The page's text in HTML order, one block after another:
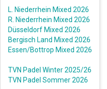
L. Niederrhein Mixed 2026
R. Niederrhein Mixed 2026
Düsseldorf Mixed 2026
Bergisch Land Mixed 2026
Essen/Bottrop Mixed 2026
TVN Padel Winter 2025/26
TVN Padel Sommer 2026